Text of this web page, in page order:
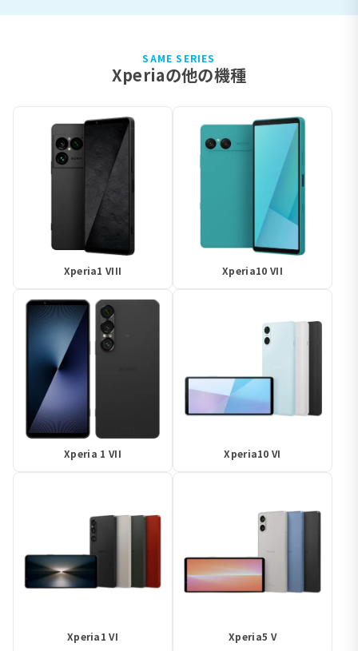
SAME SERIES
Xperiaの他の機種
Xperia1 VIII Xperia10 VII
Xperia 1 VII Xperia10 VI
Xperia1 VI Xperia5 V